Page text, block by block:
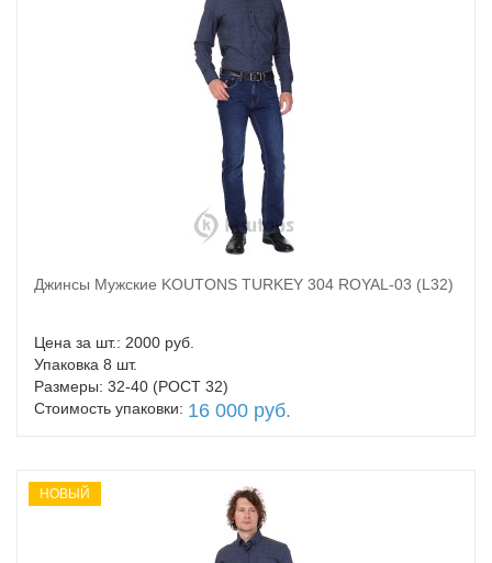
В корзину
Джинсы Мужские KOUTONS TURKEY 304 ROYAL-03 (L32)
Цена за шт.: 2000 руб.
Упаковка 8 шт.
Размеры: 32-40 (РОСТ 32)
Стоимость упаковки: 16 000 руб.
НОВЫЙ